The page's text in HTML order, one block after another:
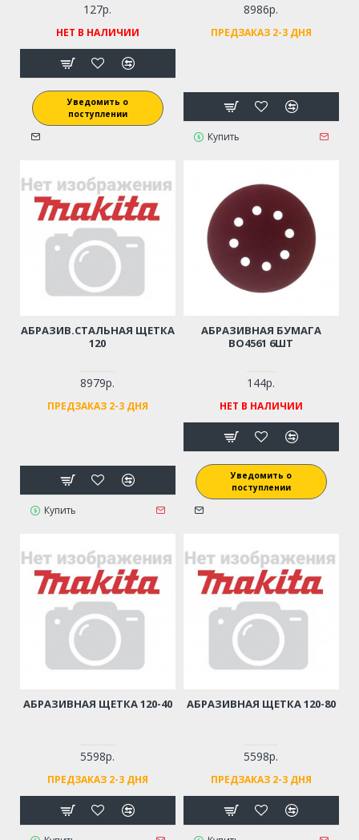
127р.
НЕТ В НАЛИЧИИ
Уведомить о
поступлении
8986р.
ПРЕДЗАКАЗ 2-3 ДНЯ
Купить
АБРАЗИВ.СТАЛЬНАЯ ЩЕТКА
120
8979р.
ПРЕДЗАКАЗ 2-3 ДНЯ
Купить
АБРАЗИВНАЯ БУМАГА
BO4561 6ШТ
144р.
НЕТ В НАЛИЧИИ
Уведомить о
поступлении
АБРАЗИВНАЯ ЩЕТКА 120-40
5598р.
ПРЕДЗАКАЗ 2-3 ДНЯ
АБРАЗИВНАЯ ЩЕТКА 120-80
5598р.
ПРЕДЗАКАЗ 2-3 ДНЯ